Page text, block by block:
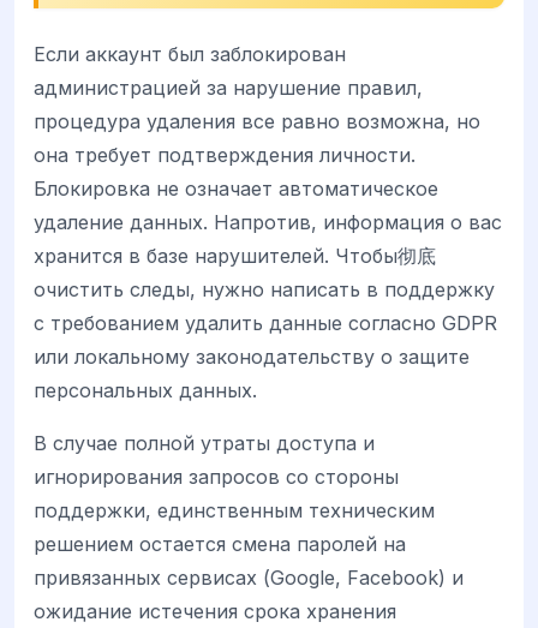
Если аккаунт был заблокирован
администрацией за нарушение правил,
процедура удаления все равно возможна, но
она требует подтверждения личности.
Блокировка не означает автоматическое
удаление данных. Напротив, информация о вас
хранится в базе нарушителей. Чтобы彻底
очистить следы, нужно написать в поддержку
с требованием удалить данные согласно GDPR
или локальному законодательству о защите
персональных данных.
В случае полной утраты доступа и
игнорирования запросов со стороны
поддержки, единственным техническим
решением остается смена паролей на
привязанных сервисах (Google, Facebook) и
ожидание истечения срока хранения